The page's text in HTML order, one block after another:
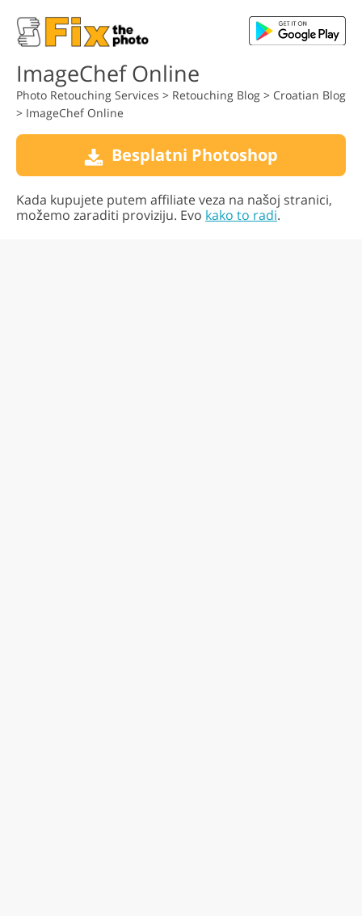
ImageChef Online
Photo Retouching Services > Retouching Blog > Croatian Blog
> ImageChef Online
Besplatni Photoshop
Kada kupujete putem affiliate veza na našoj stranici,
možemo zaraditi proviziju. Evo kako to radi.